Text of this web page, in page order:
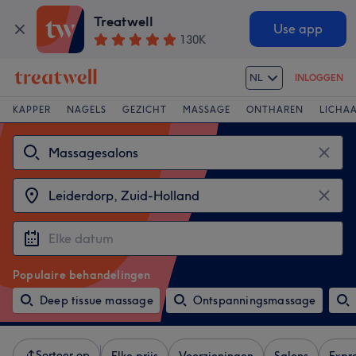
Treatwell
130K
Use app
NL INLOGGEN
KAPPER NAGELS GEZICHT MASSAGE ONTHAREN
Populaire behandelingen
Deep tissue massage
Ontspanningsmassage